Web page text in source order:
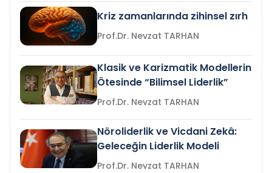
Kriz zamanlarında zihinsel zırh
Prof.Dr. Nevzat TARHAN
Klasik ve Karizmatik Modellerin
Ötesinde “Bilimsel Liderlik”
Prof.Dr. Nevzat TARHAN
Nöroliderlik ve Vicdani Zekâ:
Geleceğin Liderlik Modeli
Prof.Dr. Nevzat TARHAN